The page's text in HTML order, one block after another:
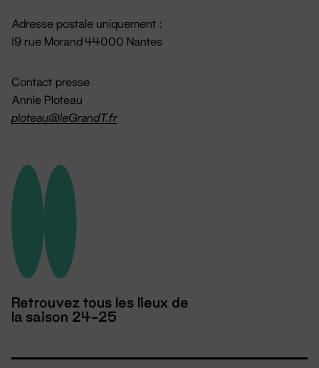
Adresse postale uniquement :
19 rue Morand 44000 Nantes
Contact presse
Annie Ploteau
ploteau@leGrandT.fr
Retrouvez tous les lieux de
la saison 24-25